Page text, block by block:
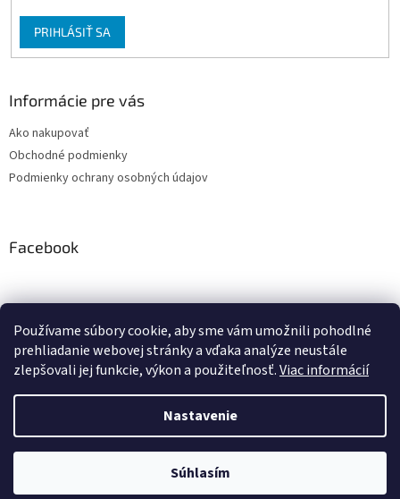
Používame súbory cookie, aby sme vám umožnili pohodlné
prehliadanie webovej stránky a vďaka analýze neustále
zlepšovali jej funkcie, výkon a použiteľnosť.Viac informácií
Nastavenie
Súhlasím
PRIHLÁSIŤ SA
Informácie pre vás
Ako nakupovať
Obchodné podmienky
Podmienky ochrany osobných údajov
Facebook
PRESMONT.IT
Vytvoril Shoptet
PRESMONT.IT - Eshop